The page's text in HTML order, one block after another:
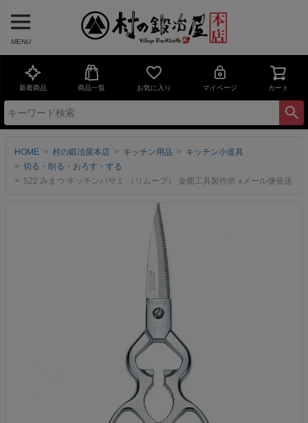
MENU
新着商品 商品一覧 お気に入り マイページ カート
HOME 村の鍛冶屋本店 キッチン用品
キッチン小道具
切る・削る・おろす・する
522 みまつ キッチンバサミ （リムーブ） 金鹿工具製作所 ※メール便発送